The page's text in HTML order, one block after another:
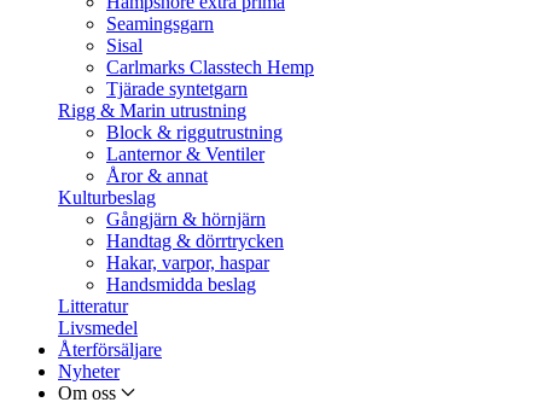
Seamingsgarn
Sisal
Carlmarks Classtech Hemp
Tjärade syntetgarn
Rigg & Marin utrustning
Block & riggutrustning
Lanternor & Ventiler
Åror & annat
Kulturbeslag
Gångjärn & hörnjärn
Handtag & dörrtrycken
Hakar, varpor, haspar
Handsmidda beslag
Litteratur
Livsmedel
Återförsäljare
Nyheter
Om oss